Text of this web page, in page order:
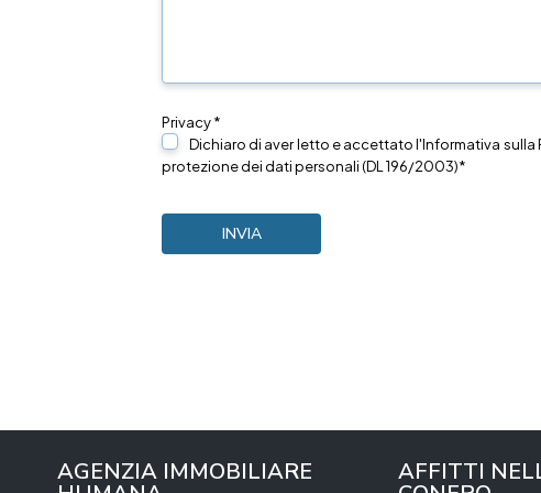
Privacy *
Dichiaro di aver letto e accettato l'Informativa sulla
protezione dei dati personali (DL 196/2003)*
AGENZIA IMMOBILIARE AFFITTI